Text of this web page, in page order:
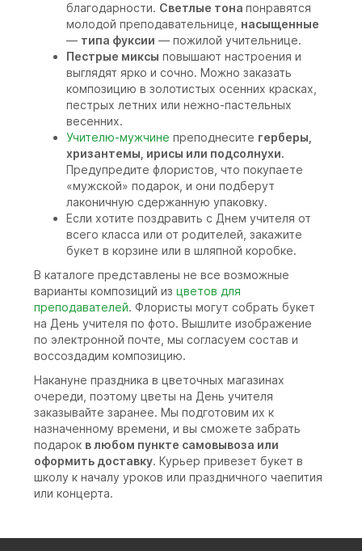
благодарности. Светлые тона понравятся
молодой преподавательнице, насыщенные
— типа фуксии — пожилой учительнице.
Пестрые миксы повышают настроения и
выглядят ярко и сочно. Можно заказать
композицию в золотистых осенних красках,
пестрых летних или нежно-пастельных
весенних.
Учителю-мужчине преподнесите герберы,
хризантемы, ирисы или подсолнухи.
Предупредите флористов, что покупаете
«мужской» подарок, и они подберут
лаконичную сдержанную упаковку.
Если хотите поздравить с Днем учителя от
всего класса или от родителей, закажите
букет в корзине или в шляпной коробке.
В каталоге представлены не все возможные
варианты композиций из цветов для
преподавателей. Флористы могут собрать букет
на День учителя по фото. Вышлите изображение
по электронной почте, мы согласуем состав и
воссоздадим композицию.
Накануне праздника в цветочных магазинах
очереди, поэтому цветы на День учителя
заказывайте заранее. Мы подготовим их к
назначенному времени, и вы сможете забрать
подарок в любом пункте самовывоза или
оформить доставку. Курьер привезет букет в
школу к началу уроков или праздничного чаепития
или концерта.